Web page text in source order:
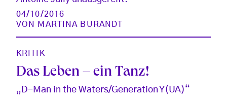
04/10/2016
VON MARTINA BURANDT
KRITIK
Das Leben – ein Tanz!
„D-Man in the Waters/Generation Y(UA)“